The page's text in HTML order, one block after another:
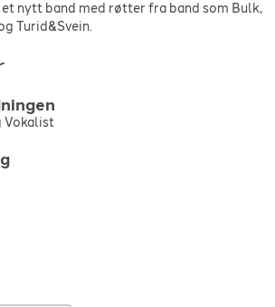
nytt band med røtter fra band som Bulk,
Turid&Svein.
Vokalist